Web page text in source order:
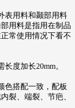
表用料和颞部用料
用料是指用在制品
常使用情况下看不
度加长20mm。
色搭配一致，配板
裂、端裂、节疤、